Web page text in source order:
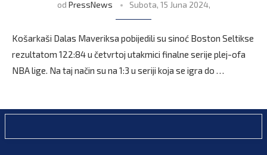
od PressNews Subota, 15 Juna 2024,
Košarkaši Dalas Maveriksa pobijedili su sinoć Boston Seltikse
rezultatom 122:84 u četvrtoj utakmici finalne serije plej-ofa
NBA lige. Na taj način su na 1:3 u seriji koja se igra do …